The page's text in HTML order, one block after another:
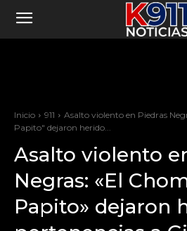
Inicio 911
Asalto violento en Piedras
Papito" dejaron herido...
Asalto violento
Negras: «El
Papito» dejaron